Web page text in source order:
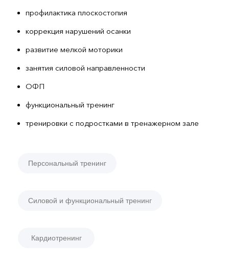
профилактика плоскостопия
коррекция нарушений осанки
развитие мелкой моторики
занятия силовой направленности
ОФП
функциональный тренинг
тренировки с подростками в тренажерном зале
Персональный тренинг
Силовой и функциональный тренинг
Кардиотренинг